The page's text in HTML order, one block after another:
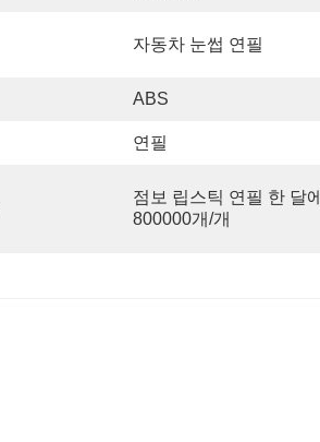
자동차 눈썹 연필
ABS
연필
점보 립스틱 연필 한 달에
800000개/개